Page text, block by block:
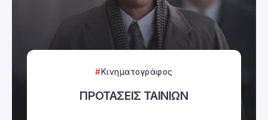
Κινηματογράφος
ΠΡΟΤΑΣΕΙΣ ΤΑΙΝΙΩΝ